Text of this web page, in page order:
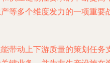
等多个维度发力的一项重
带动上下游质量的策划任